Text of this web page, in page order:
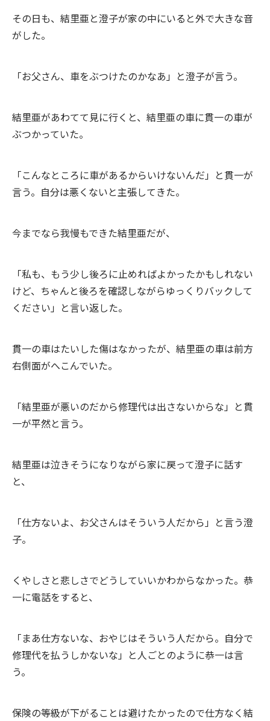
その日も、結里亜と澄子が家の中にいると外で大きな音
がした。
「お父さん、車をぶつけたのかなあ」と澄子が言う。
結里亜があわてて見に行くと、結里亜の車に貫一の車が
ぶつかっていた。
「こんなところに車があるからいけないんだ」と貫一が
言う。自分は悪くないと主張してきた。
今までなら我慢もできた結里亜だが、
「私も、もう少し後ろに止めればよかったかもしれない
けど、ちゃんと後ろを確認しながらゆっくりバックして
ください」と言い返した。
貫一の車はたいした傷はなかったが、結里亜の車は前方
右側面がへこんでいた。
「結里亜が悪いのだから修理代は出さないからな」と貫
一が平然と言う。
結里亜は泣きそうになりながら家に戻って澄子に話す
と、
「仕方ないよ、お父さんはそういう人だから」と言う澄
子。
くやしさと悲しさでどうしていいかわからなかった。恭
一に電話をすると、
「まあ仕方ないな、おやじはそういう人だから。自分で
修理代を払うしかないな」と人ごとのように恭一は言
う。
保険の等級が下がることは避けたかったので仕方なく結